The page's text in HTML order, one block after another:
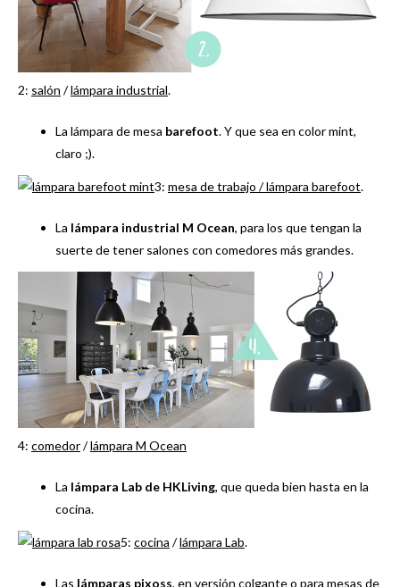
2: salón /lámpara industrial.
La lámpara de mesa barefoot. Y que sea en color mint,
claro ;).
3: mesa de trabajo /lámpara barefoot.
La lámpara industrial M Ocean, para los que tengan la
suerte de tener salones con comedores más grandes.
4: comedor/lámpara M Ocean
La lámpara Lab de HKLiving, que queda bien hasta en la
cocina.
5: cocina /lámpara Lab.
Las lámparas pixoss, en versión colgante o para mesas de